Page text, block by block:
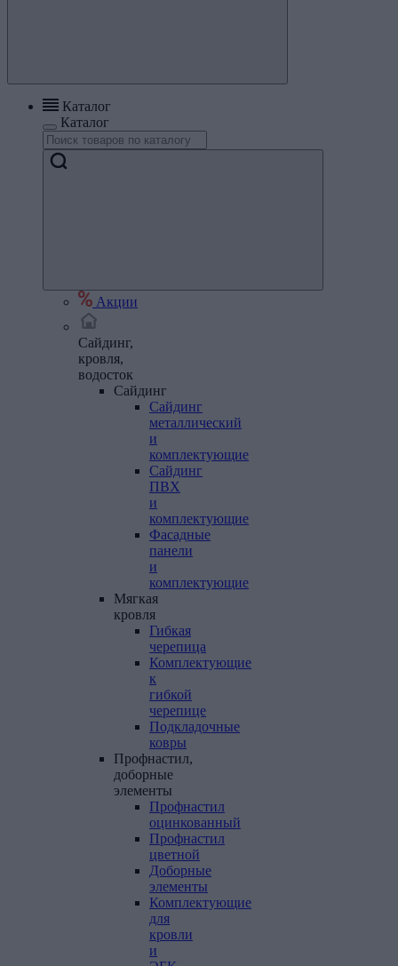
Каталог
Каталог
Акции
Сайдинг,
кровля,
водосток
Сайдинг
Сайдинг
металлический
и
комплектующие
Сайдинг
ПВХ
и
комплектующие
Фасадные
панели
и
комплектующие
Мягкая
кровля
Гибкая
черепица
Комплектующие
к
гибкой
черепице
Подкладочные
ковры
Профнастил,
доборные
элементы
Профнастил
оцинкованный
Профнастил
цветной
Доборные
элементы
Комплектующие
для
кровли
и